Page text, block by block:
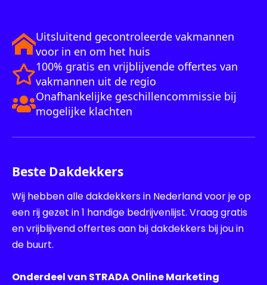
Uitsluitend gecontroleerde vakmannen
voor in en om het huis
100% gratis en vrijblijvende offertes van
vakmannen uit de regio
Onafhankelijke geschillencommissie bij
mogelijke klachten
Beste Dakdekkers
Wij hebben alle dakdekkers in Nederland voor je op
een rij gezet in 1 handige bedrijvenlijst. Vraag gratis
en vrijblijvend offertes aan bij dakdekkers bij jou in
de buurt.
Onderdeel van STRADA Online Marketing